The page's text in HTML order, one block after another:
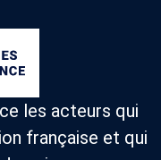
les acteurs qui
française et qui